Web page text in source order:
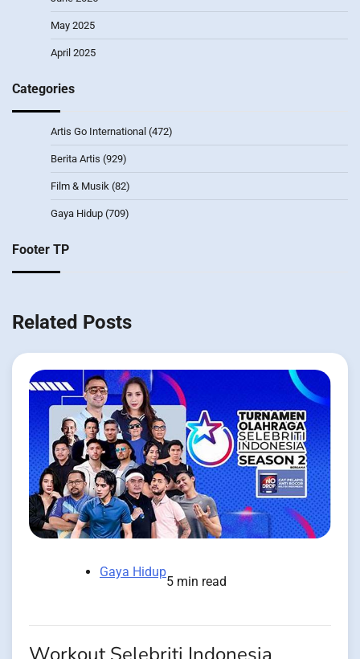
May 2025
April 2025
Categories
Artis Go International (472)
Berita Artis (929)
Film & Musik (82)
Gaya Hidup (709)
Footer TP
Related Posts
Gaya Hidup
5 min read